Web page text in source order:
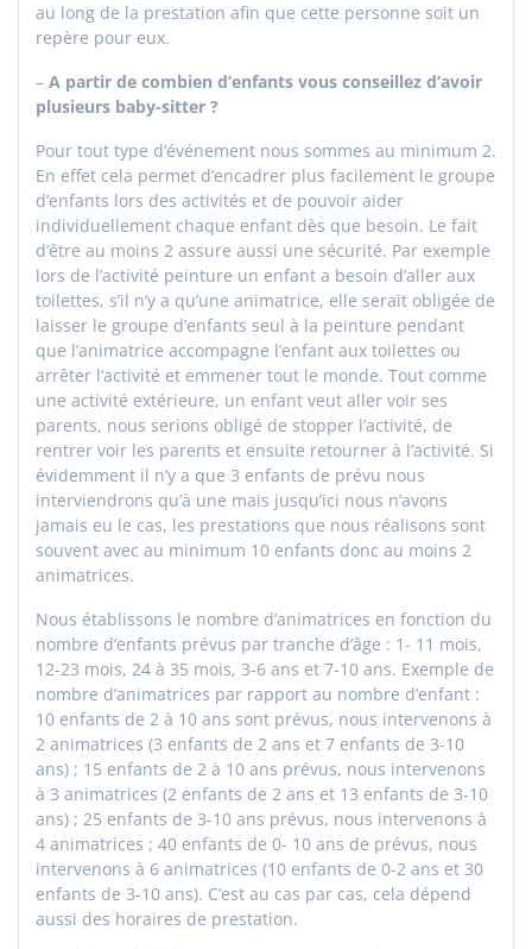
au long de la prestation afin que cette personne soit un
repère pour eux.
– A partir de combien d’enfants vous conseillez d’avoir
plusieurs baby-sitter ?
Pour tout type d’événement nous sommes au minimum 2.
En effet cela permet d’encadrer plus facilement le groupe
d’enfants lors des activités et de pouvoir aider
individuellement chaque enfant dès que besoin. Le fait
d’être au moins 2 assure aussi une sécurité. Par exemple
lors de l’activité peinture un enfant a besoin d’aller aux
toilettes, s’il n’y a qu’une animatrice, elle serait obligée de
laisser le groupe d’enfants seul à la peinture pendant
que l’animatrice accompagne l’enfant aux toilettes ou
arrêter l’activité et emmener tout le monde. Tout comme
une activité extérieure, un enfant veut aller voir ses
parents, nous serions obligé de stopper l’activité, de
rentrer voir les parents et ensuite retourner à l’activité. Si
évidemment il n’y a que 3 enfants de prévu nous
interviendrons qu’à une mais jusqu’ici nous n’avons
jamais eu le cas, les prestations que nous réalisons sont
souvent avec au minimum 10 enfants donc au moins 2
animatrices.
Nous établissons le nombre d’animatrices en fonction du
nombre d’enfants prévus par tranche d’âge : 1- 11 mois,
12-23 mois, 24 à 35 mois, 3-6 ans et 7-10 ans. Exemple de
nombre d’animatrices par rapport au nombre d’enfant :
10 enfants de 2 à 10 ans sont prévus, nous intervenons à
2 animatrices (3 enfants de 2 ans et 7 enfants de 3-10
ans) ; 15 enfants de 2 à 10 ans prévus, nous intervenons
à 3 animatrices (2 enfants de 2 ans et 13 enfants de 3-10
ans) ; 25 enfants de 3-10 ans prévus, nous intervenons à
4 animatrices ; 40 enfants de 0- 10 ans de prévus, nous
intervenons à 6 animatrices (10 enfants de 0-2 ans et 30
enfants de 3-10 ans). C’est au cas par cas, cela dépend
aussi des horaires de prestation.